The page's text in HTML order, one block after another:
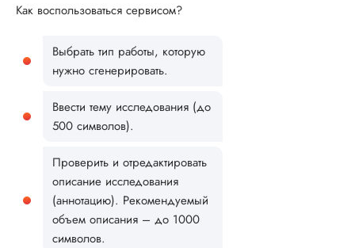
Как воспользоваться сервисом?
Выбрать тип работы, которую
нужно сгенерировать.
Ввести тему исследования (до
500 символов).
Проверить и отредактировать
описание исследования
(аннотацию). Рекомендуемый
объем описания – до 1000
символов.